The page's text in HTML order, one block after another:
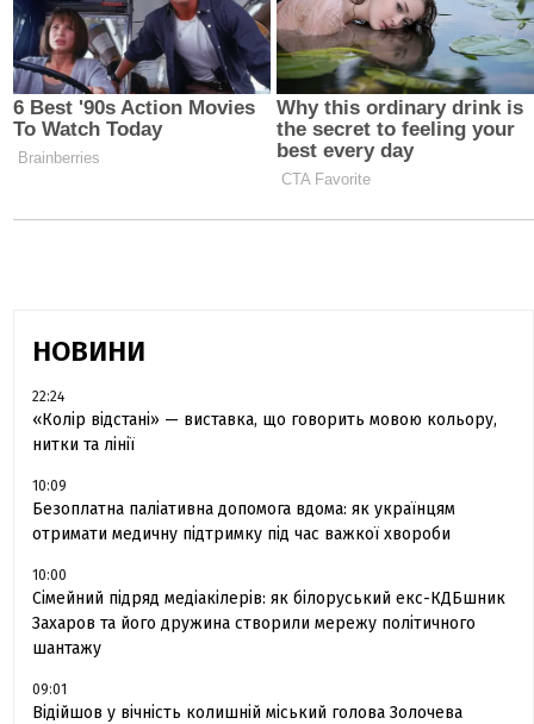
НОВИНИ
22:24
«Колір відстані» — виставка, що говорить мовою кольору,
нитки та лінії
10:09
Безоплатна паліативна допомога вдома: як українцям
отримати медичну підтримку під час важкої хвороби
10:00
Сімейний підряд медіакілерів: як білоруський екс-КДБшник
Захаров та його дружина створили мережу політичного
шантажу
09:01
Відійшов у вічність колишній міський голова Золочева